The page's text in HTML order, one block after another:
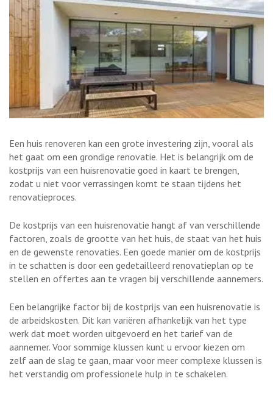
Een huis renoveren kan een grote investering zijn, vooral als
het gaat om een grondige renovatie. Het is belangrijk om de
kostprijs van een huisrenovatie goed in kaart te brengen,
zodat u niet voor verrassingen komt te staan tijdens het
renovatieproces.
De kostprijs van een huisrenovatie hangt af van verschillende
factoren, zoals de grootte van het huis, de staat van het huis
en de gewenste renovaties. Een goede manier om de kostprijs
in te schatten is door een gedetailleerd renovatieplan op te
stellen en offertes aan te vragen bij verschillende aannemers.
Een belangrijke factor bij de kostprijs van een huisrenovatie is
de arbeidskosten. Dit kan variëren afhankelijk van het type
werk dat moet worden uitgevoerd en het tarief van de
aannemer. Voor sommige klussen kunt u ervoor kiezen om
zelf aan de slag te gaan, maar voor meer complexe klussen is
het verstandig om professionele hulp in te schakelen.